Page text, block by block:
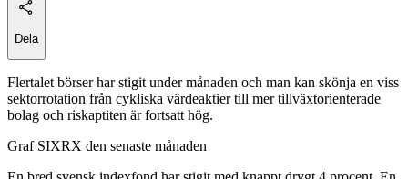
Dela
Flertalet börser har stigit under månaden och man kan skönja en viss
sektorrotation från cykliska värdeaktier till mer tillväxtorienterade
bolag och riskaptiten är fortsatt hög.
Graf SIXRX den senaste månaden